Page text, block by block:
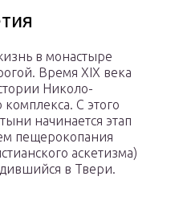
в монастыре
Время XIX века
Николо-
С этого
начинается этап
пещерокопания
аскетизма)
в Твери.